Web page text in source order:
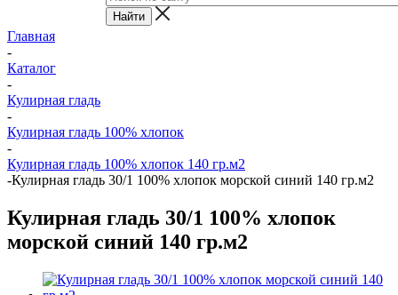
Главная
-
Каталог
-
Кулирная гладь
-
Кулирная гладь 100% хлопок
-
Кулирная гладь 100% хлопок 140 гр.м2
-Кулирная гладь 30/1 100% хлопок морской синий 140 гр.м2
Кулирная гладь 30/1 100% хлопок
морской синий 140 гр.м2